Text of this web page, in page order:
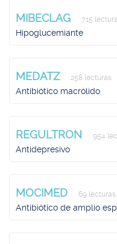
MIBECLAG 715
Hipoglucemiante
MEDATZ 258 lecturas
Antibiótico macrólido
REGULTRON 954
Antidepresivo
MOCIMED 69 lecturas
Antibiótico de amplio